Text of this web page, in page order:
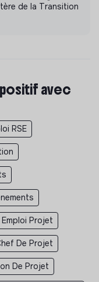
de la Transition
positif avec
RSE
Emploi Projet
De Projet
De Projet